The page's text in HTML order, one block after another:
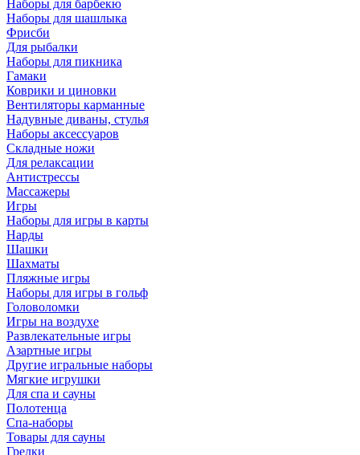
Наборы для барбекю
Наборы для шашлыка
Фрисби
Для рыбалки
Наборы для пикника
Гамаки
Коврики и циновки
Вентиляторы карманные
Надувные диваны, стулья
Наборы аксессуаров
Складные ножи
Для релаксации
Антистрессы
Массажеры
Игры
Наборы для игры в карты
Нарды
Шашки
Шахматы
Пляжные игры
Наборы для игры в гольф
Головоломки
Игры на воздухе
Развлекательные игры
Азартные игры
Другие игральные наборы
Мягкие игрушки
Для спа и сауны
Полотенца
Спа-наборы
Товары для сауны
Грелки